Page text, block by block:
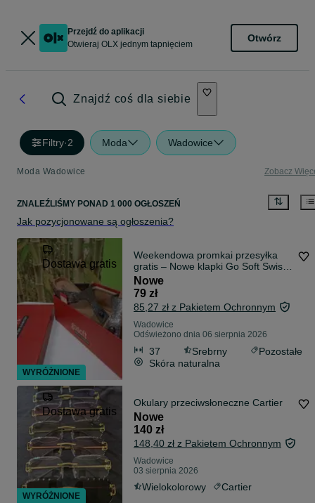
Przejdź do aplikacji
Otwieraj OLX jednym tapnięciem
Otwórz
Znajdź coś dla siebie
Filtry·2 Moda Wadowice
Moda Wadowice Zobacz
ZNALEŹLIŚMY PONAD 1 000 OGŁOSZEŃ
Jak pozycjonowane są ogłoszenia?
Dostawa gratis
Weekendowa promkai przesyłka
gratis – Nowe klapki Go Soft Swiss
Comfort – skórzana wkładka, część
międz
Nowe
79 zł
85,27 zł z Pakietem Ochronnym
Wadowice
Odświeżono dnia 06 sierpnia 2026
37 Srebrny
Pozostałe
Skóra naturalna
Dostawa gratis
Okulary przeciwsłoneczne Cartier
Nowe
140 zł
148,40 zł z Pakietem Ochronnym
Wadowice
03 sierpnia 2026
Wielokolorowy Cartier
WYRÓŻNIONE
WYRÓŻNIONE